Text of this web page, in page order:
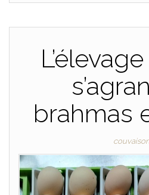
brahmas
couvaison